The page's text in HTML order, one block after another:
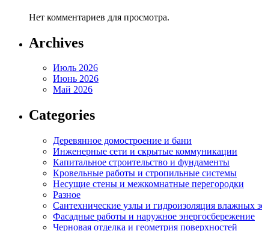
Нет комментариев для просмотра.
Archives
Июль 2026
Июнь 2026
Май 2026
Categories
Деревянное домостроение и бани
Инженерные сети и скрытые коммуникации
Капитальное строительство и фундаменты
Кровельные работы и стропильные системы
Несущие стены и межкомнатные перегородки
Разное
Сантехнические узлы и гидроизоляция влажных
Фасадные работы и наружное энергосбережение
Черновая отделка и геометрия поверхностей